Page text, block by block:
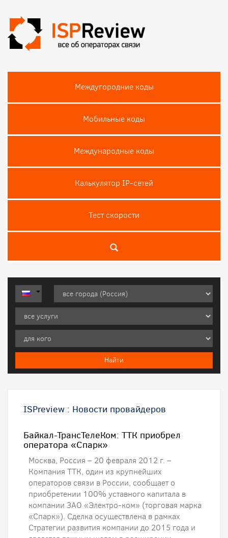
Междугородние коды
Мобильные коды
Международные коды
Калькулятор IP-сетей
Тест скороcти
ISPreview : Новости провайдеров
Байкал-ТрансТелеКом: ТТК приобрел
оператора «Спарк»
Москва, Россия – 20 февраля 2012 г. –
Компания ТТК, один из крупнейших
операторов связи в России, сообщает о
приобретении 100% уставного капитала в
компании ЗАО «Электро-ком» (торговая марка
«Спарк»). Сделка осуществлена в рамках
Стратегии развития компании до 2015 года и